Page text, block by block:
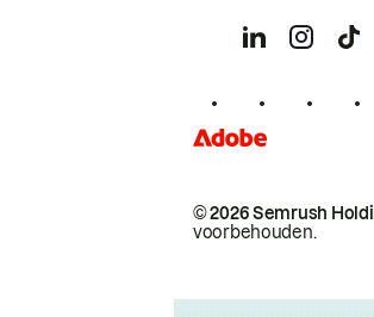
© 2026 Semrush
voorbehouden.